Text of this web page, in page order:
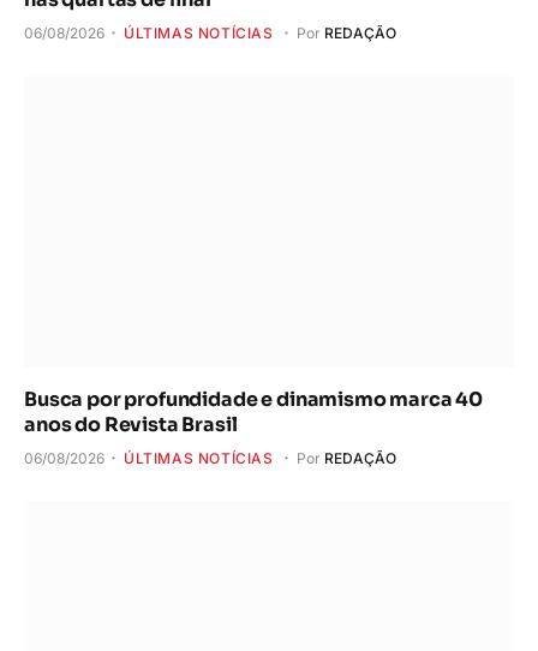
06/08/2026 ÚLTIMAS NOTÍCIAS Por REDAÇÃO
Busca por profundidade e dinamismo marca 40
anos do Revista Brasil
06/08/2026 ÚLTIMAS NOTÍCIAS Por REDAÇÃO